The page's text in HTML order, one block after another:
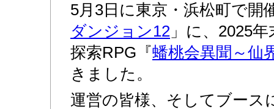
5月3日に東京・浜松町で開
ダンジョン12 」に、2025
探索RPG『蟠桃会異聞～仙
きました。
運営の皆様、そしてブース